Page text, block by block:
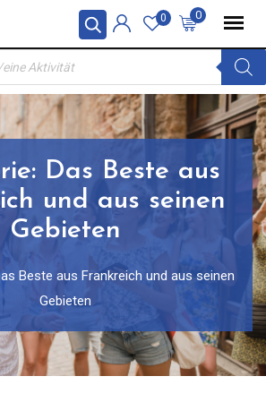
0
0
Das Beste aus
und aus seinen
Gebieten
Beste aus Frankreich und aus seinen
Gebieten